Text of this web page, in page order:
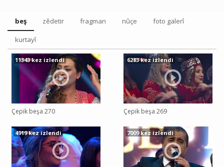
beş zêdetir fragman nûçe foto galerî
kurtayî
Çepik beşa 270
11343 kez izlendi
Çepik beşa 269
6283 kez izlendi
4919 kez izlendi 7009 kez izlendi